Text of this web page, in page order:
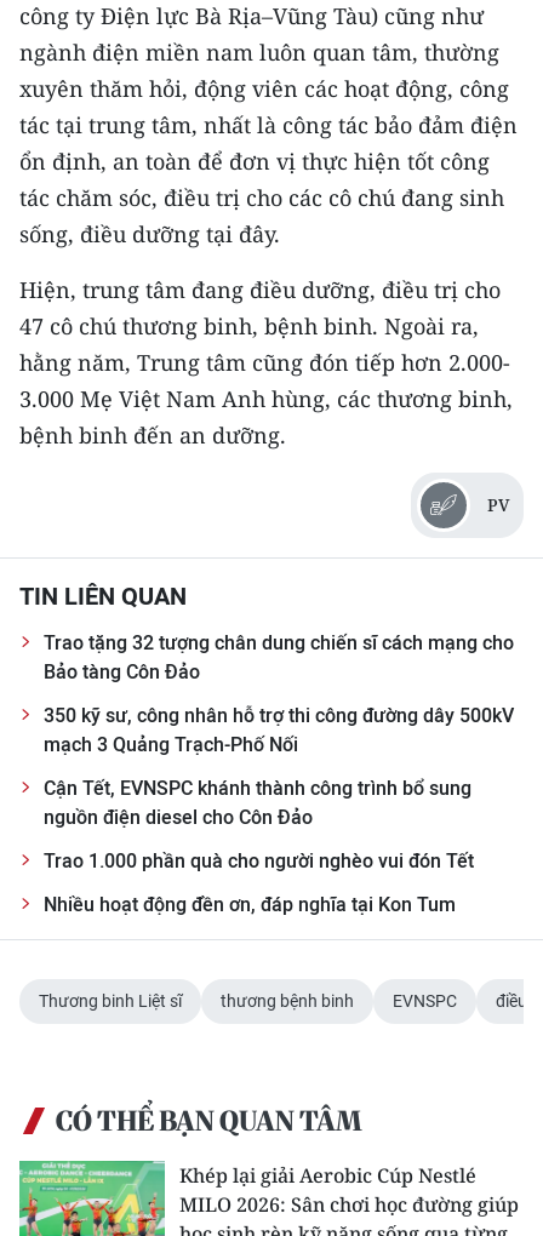
MUA BÁO
ĐỌC BÁO IN
ENGLISH
中文
FRANÇAIS
РУССКИЙ
ESPAÑOL
한국어
công ty Điện lực Bà Rịa–Vũng Tàu) cũng như
ngành điện miền nam luôn quan tâm, thường
xuyên thăm hỏi, động viên các hoạt động, công
tác tại trung tâm, nhất là công tác bảo đảm điện
ổn định, an toàn để đơn vị thực hiện tốt công
tác chăm sóc, điều trị cho các cô chú đang sinh
sống, điều dưỡng tại đây.
Hiện, trung tâm đang điều dưỡng, điều trị cho
47 cô chú thương binh, bệnh binh. Ngoài ra,
hằng năm, Trung tâm cũng đón tiếp hơn 2.000-
3.000 Mẹ Việt Nam Anh hùng, các thương binh,
bệnh binh đến an dưỡng.
PV
TIN LIÊN QUAN
Trao tặng 32 tượng chân dung chiến sĩ cách mạng cho
Bảo tàng Côn Đảo
350 kỹ sư, công nhân hỗ trợ thi công đường dây 500kV
mạch 3 Quảng Trạch-Phố Nối
Cận Tết, EVNSPC khánh thành công trình bổ sung
nguồn điện diesel cho Côn Đảo
Trao 1.000 phần quà cho người nghèo vui đón Tết
Nhiều hoạt động đền ơn, đáp nghĩa tại Kon Tum
Thương binh Liệt sĩ thương bệnh binh EVNSPC điều
CÓ THỂ BẠN QUAN TÂM
Khép lại giải Aerobic Cúp Nestlé
MILO 2026: Sân chơi học đường giúp